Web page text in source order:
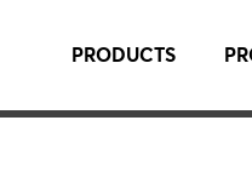
PRODUCTS